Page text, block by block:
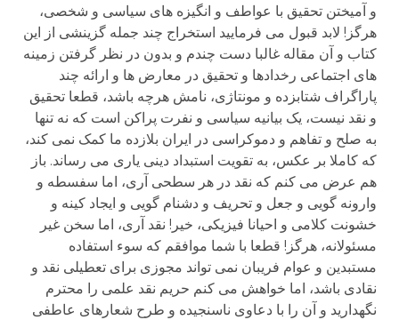
و آمیختن تحقیق با عواطف و انگیزه های سیاسی و شخصی،
هرگز! لابد قبول می فرمایید استخراج چند جمله گزینشی از این
کتاب و آن مقاله غالبا دست چندم و بدون در نظر گرفتن زمینه
های اجتماعی رخدادها و تحقیق در معارض ها و ارائه چند
پاراگراف شتابزده و مونتاژی، نامش هرچه باشد، قطعا تحقیق
و نقد نیست، یک بیانیه سیاسی و نفرت پراکن است که نه تنها
به صلح و تفاهم و دموکراسی در ایران بلازده ما کمک نمی کند،
که کاملا بر عکس، به تقویت استبداد دینی یاری می رساند. باز
هم عرض می کنم که نقد در هر سطحی آری، اما سفسطه و
وارونه گویی و جعل و تحریف و دشنام گویی و ایجاد کینه و
خشونت کلامی و احیانا فیزیکی، خیر! نقد آری، اما سخن غیر
مسئولانه، هرگز! قطعا با شما موافقم که سوء استفاده
مستبدین و عوام فریبان نمی تواند مجوزی برای تعطیلی نقد و
نقادی باشد، اما خواهش می کنم حریم نقد علمی را محترم
نگهدارید و آن را با دعاوی ناسنجیده و طرح شعارهای عاطفی